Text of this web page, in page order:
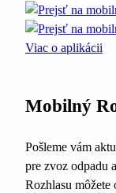
Viac o aplikácii
Mobilný
Pošleme vám
pre zvoz odpadu
Rozhlasu môžete